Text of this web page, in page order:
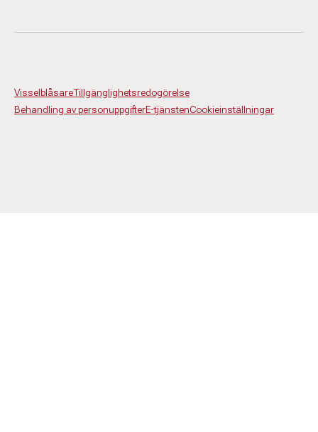
VisselblåsareTillgänglighetsredogörelse
Behandling av personuppgifterE-tjänstenCookieinställningar